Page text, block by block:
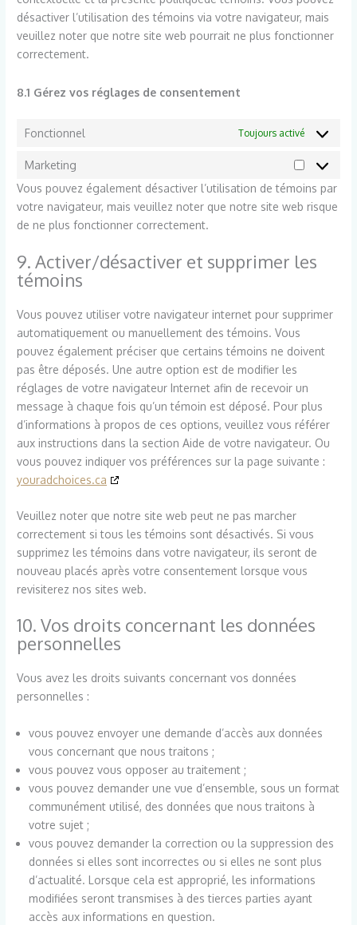
désactiver l’utilisation des témoins via votre navigateur, mais
veuillez noter que notre site web pourrait ne plus fonctionner
correctement.
8.1 Gérez vos réglages de consentement
Fonctionnel Toujours activé
Marketing
Marketing
Vous pouvez également désactiver l’utilisation de témoins par
votre navigateur, mais veuillez noter que notre site web risque
de ne plus fonctionner correctement.
9. Activer/désactiver et supprimer les
témoins
Vous pouvez utiliser votre navigateur internet pour supprimer
automatiquement ou manuellement des témoins. Vous
pouvez également préciser que certains témoins ne doivent
pas être déposés. Une autre option est de modifier les
réglages de votre navigateur Internet afin de recevoir un
message à chaque fois qu’un témoin est déposé. Pour plus
d’informations à propos de ces options, veuillez vous référer
aux instructions dans la section Aide de votre navigateur. Ou
vous pouvez indiquer vos préférences sur la page suivante :
youradchoices.ca
Veuillez noter que notre site web peut ne pas marcher
correctement si tous les témoins sont désactivés. Si vous
supprimez les témoins dans votre navigateur, ils seront de
nouveau placés après votre consentement lorsque vous
revisiterez nos sites web.
10. Vos droits concernant les données
personnelles
Vous avez les droits suivants concernant vos données
personnelles :
vous pouvez envoyer une demande d’accès aux données
vous concernant que nous traitons ;
vous pouvez vous opposer au traitement ;
vous pouvez demander une vue d’ensemble, sous un format
communément utilisé, des données que nous traitons à
votre sujet ;
vous pouvez demander la correction ou la suppression des
données si elles sont incorrectes ou si elles ne sont plus
d’actualité. Lorsque cela est approprié, les informations
modifiées seront transmises à des tierces parties ayant
accès aux informations en question.